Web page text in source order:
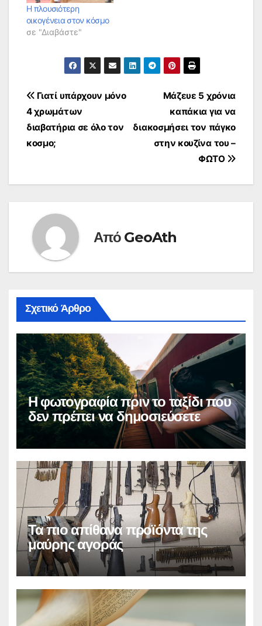
Η πλουσιότερη
οικογένεια στον κόσμο
σε "Διαβάστε"
Πλοήγηση
άρθρων
Μάζευε 5 χρόνια
καπάκια για να
διακοσμήσει τον πάγκο
στην κουζίνα του –
ΦΩΤΟ
Γιατί υπάρχουν μόνο
4 χρωμάτων
διαβατήρια σε όλο τον
κοσμο;
Από GeoAth
Σχετικό Άρθρο
Η φωτογραφία πριν το ταξίδι που
δεν πρέπει να δημοσιεύσετε
Τα πιο απίθανα προϊόντα της
μαύρης αγοράς